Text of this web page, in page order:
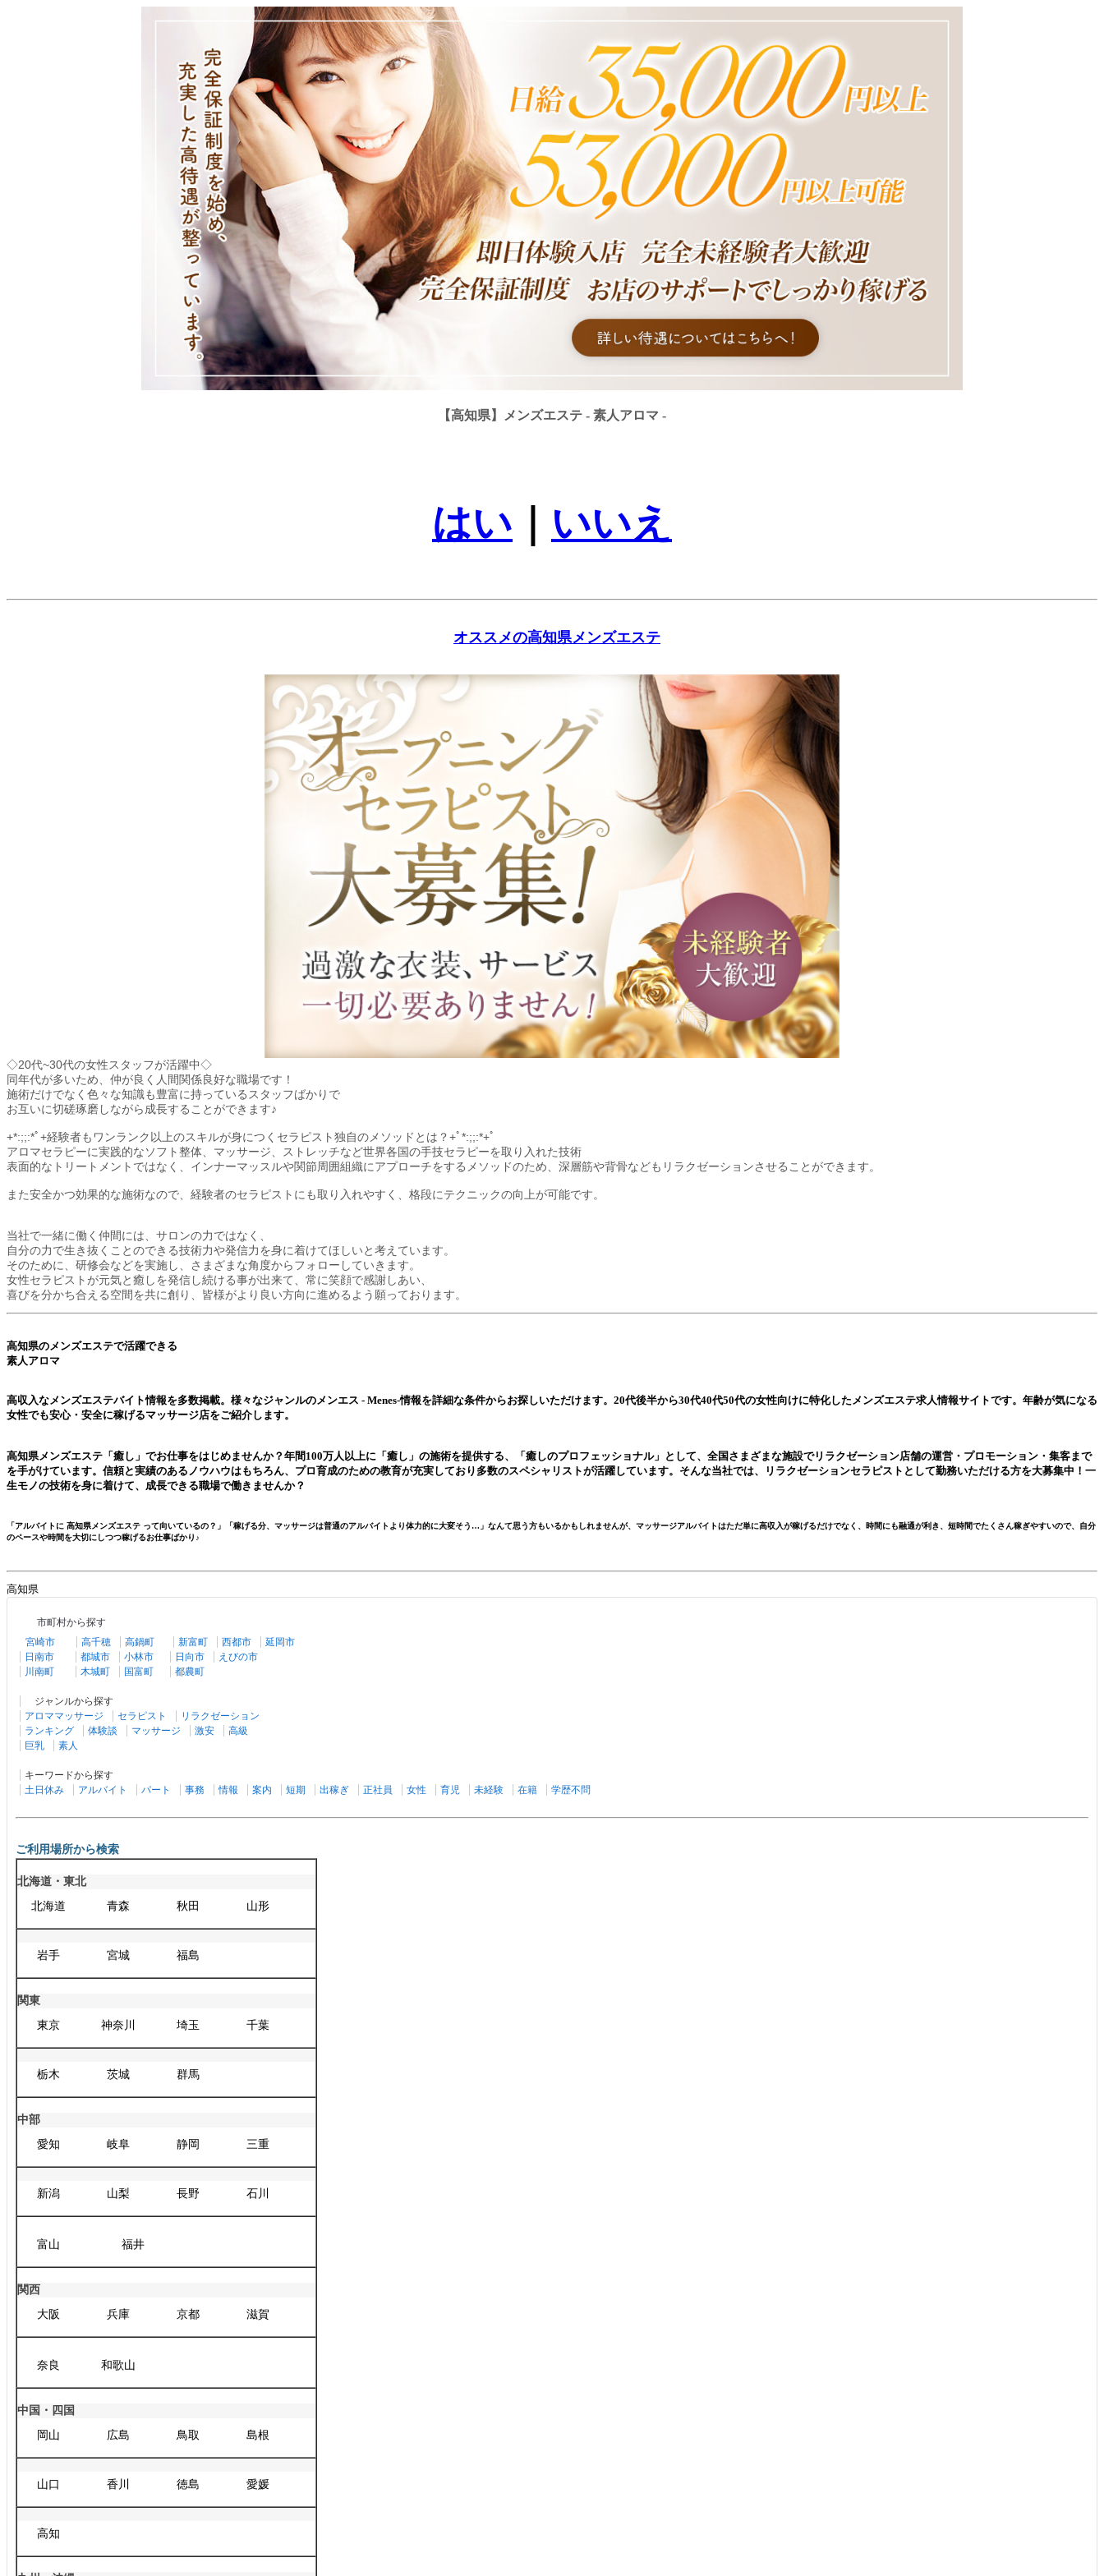
【高知県】メンズエステ - 素人アロマ -
はい いいえ
オススメの高知県メンズエステ
◇20代~30代の女性スタッフが活躍中◇
同年代が多いため、仲が良く人間関係良好な職場です！
施術だけでなく色々な知識も豊富に持っているスタッフばかりで
お互いに切磋琢磨しながら成長することができます♪
+*:;;:*ﾟ+経験者もワンランク以上のスキルが身につくセラピスト独自のメソッドとは？+ﾟ*:;;:*+ﾟ
アロマセラピーに実践的なソフト整体、マッサージ、ストレッチなど世界各国の手技セラピーを取り入れた技術
表面的なトリートメントではなく、インナーマッスルや関節周囲組織にアプローチをするメソッドのため、深層筋や背骨などもリラクゼーションさせることができます。
また安全かつ効果的な施術なので、経験者のセラピストにも取り入れやすく、格段にテクニックの向上が可能です。
当社で一緒に働く仲間には、サロンの力ではなく、
自分の力で生き抜くことのできる技術力や発信力を身に着けてほしいと考えています。
そのために、研修会などを実施し、さまざまな角度からフォローしていきます。
女性セラピストが元気と癒しを発信し続ける事が出来て、常に笑顔で感謝しあい、
喜びを分かち合える空間を共に創り、皆様がより良い方向に進めるよう願っております。
高知県のメンズエステで活躍できる
素人アロマ
高収入なメンズエステバイト情報を多数掲載。様々なジャンルの メンエス - Menes-情報を詳細な条件からお探しいただけます。20代後半から30代40代50代の女性向けに特化した メンズエステ求人情報サイトです。年齢が気になる
女性でも安心・安全に稼げるマッサージ店をご紹介します。
高知県メンズエステ 「癒し」でお仕事をはじめませんか？年間100万人以上に「癒し」の施術を提供する、「癒しのプロフェッショナル」として、全国さまざまな施設でリラクゼーション店舗の運営・プロモーション・集客まで
を手がけています。信頼と実績のあるノウハウはもちろん、プロ育成のための教育が充実しており多数のスペシャリストが活躍しています。そんな当社では、リラクゼーションセラピストとして勤務いただける方を大募集中！一
生モノの技術を身に着けて、成長できる職場で働きませんか？
「アルバイトに 高知県メンズエステ って向いているの？」「稼げる分、マッサージは普通のアルバイトより体力的に大変そう…」なんて思う方もいるかもしれませんが、マッサージアルバイトはただ単に高収入が稼げるだけでなく、時間にも融通が利き、短時間でたくさん稼ぎやすいので、自分
のペースや時間を大切にしつつ稼げるお仕事ばかり♪
高知県
市町村から探す
宮崎市
高千穂 高鍋町 新富町 西都市
延岡市
日南市
都城市 小林市 日向市
えびの市
川南町
木城町 国富町 都農町
ジャンルから探す
アロママッサージ
セラピスト
リラクゼーション
ランキング
体験談 マッサージ 激安
高級
巨乳
素人
キーワードから探す
土日休み
アルバイト パート 事務 情報 案内 短期 出稼ぎ 正社員 女性 育児 未経験 在籍 学歴不問
ご利用場所から検索
北海道・東北
北海道
青森 秋田 山形
岩手 宮城 福島
関東
東京
神奈川 埼玉 千葉
栃木 茨城 群馬
中部
愛知
岐阜 静岡 三重
新潟 山梨 長野 石川
富山 福井
関西
大阪
兵庫 京都 滋賀
奈良 和歌山
中国・四国
岡山
広島 鳥取 島根
山口 香川 徳島 愛媛
高知